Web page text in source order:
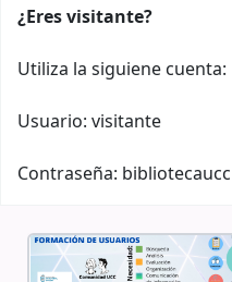
¿Eres visitante?
Utiliza la siguiene cuenta:
Usuario: visitante
Contraseña: bibliotecaucc